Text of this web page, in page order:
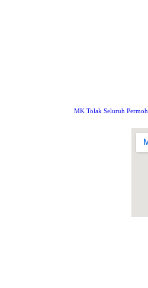
MK Tolak Seluruh